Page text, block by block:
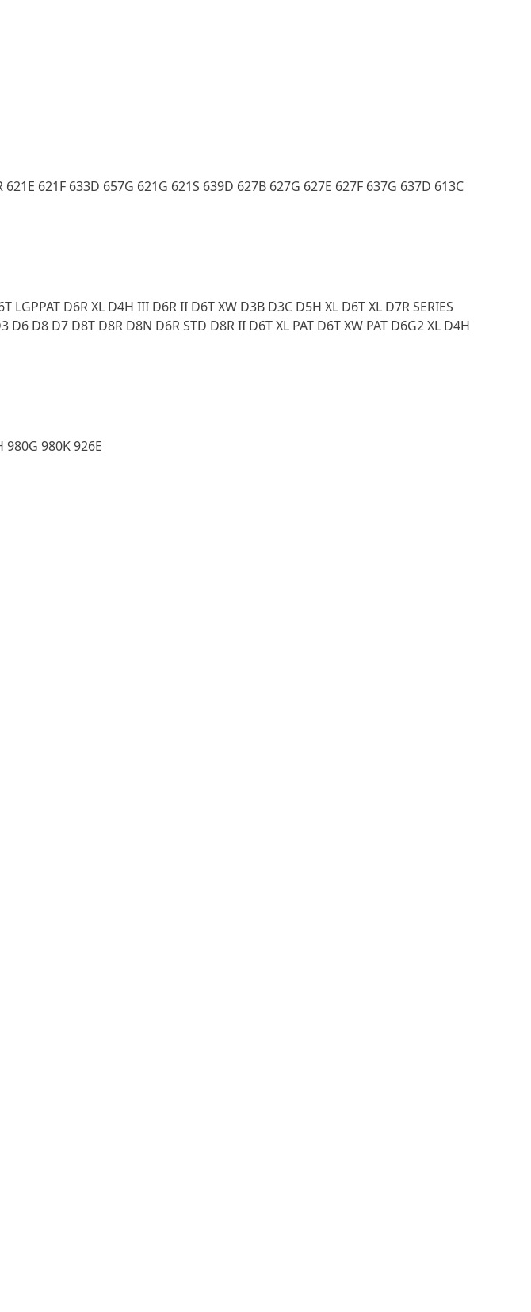
621F 633D 657G 621G 621S 639D 627B 627G 627E 627F 637G 637D 613C
D6R XL D4H III D6R II D6T XW D3B D3C D5H XL D6T XL D7R SERIES
D8 D7 D8T D8R D8N D6R STD D8R II D6T XL PAT D6T XW PAT D6G2 XL D4H
980G 980K 926E